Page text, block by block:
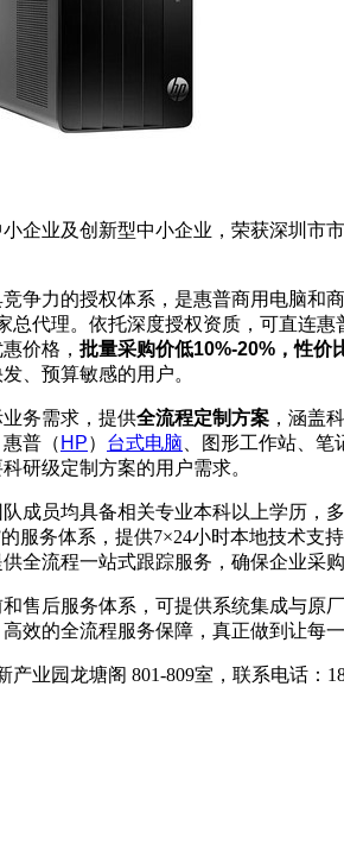
业及创新型中小企业，荣获深圳市
争力的授权体系，是惠普商用电脑和
总代理。依托深度授权资质，可直连惠
价格， 批量采购价低10%-20% ，性价
、预算敏感的用户。
务需求，提供全流程定制方案 ，涵盖
普（ HP） 台式电脑 、图形工作站、
研级定制方案的用户需求。
成员均具备相关专业本科以上学历，
服务体系，提供7×24小时本地技术支
流程一站式跟踪服务，确保企业采购
售后服务体系，可提供系统集成与原
效的全流程服务保障，真正做到让每一
园龙塘阁 801-809室，联系电话：